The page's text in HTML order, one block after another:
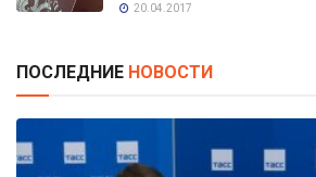
20.04.2017
ПОСЛЕДНИЕ НОВОСТИ